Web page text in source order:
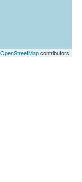
OpenStreetMapcontributors